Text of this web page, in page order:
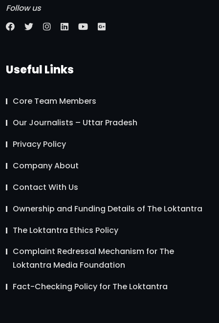
Follow us
Useful Links
Core Team Members
Our Journalists – Uttar Pradesh
Privacy Policy
Company About
Contact With Us
Ownership and Funding Details of The Loktantra
The Loktantra Ethics Policy
Complaint Redressal Mechanism for The
Loktantra Media Foundation
Fact-Checking Policy for The Loktantra